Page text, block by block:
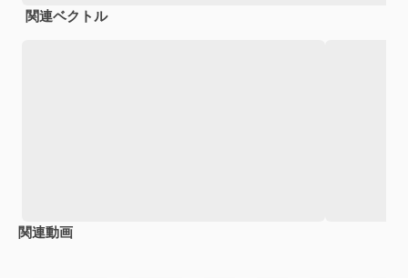
関連ベクトル
関連動画